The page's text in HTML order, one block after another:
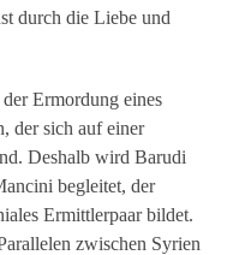
durch die Liebe und
Ermordung eines
der sich auf einer
Deshalb wird Barudi
begleitet, der
Ermittlerpaar bildet.
zwischen Syrien